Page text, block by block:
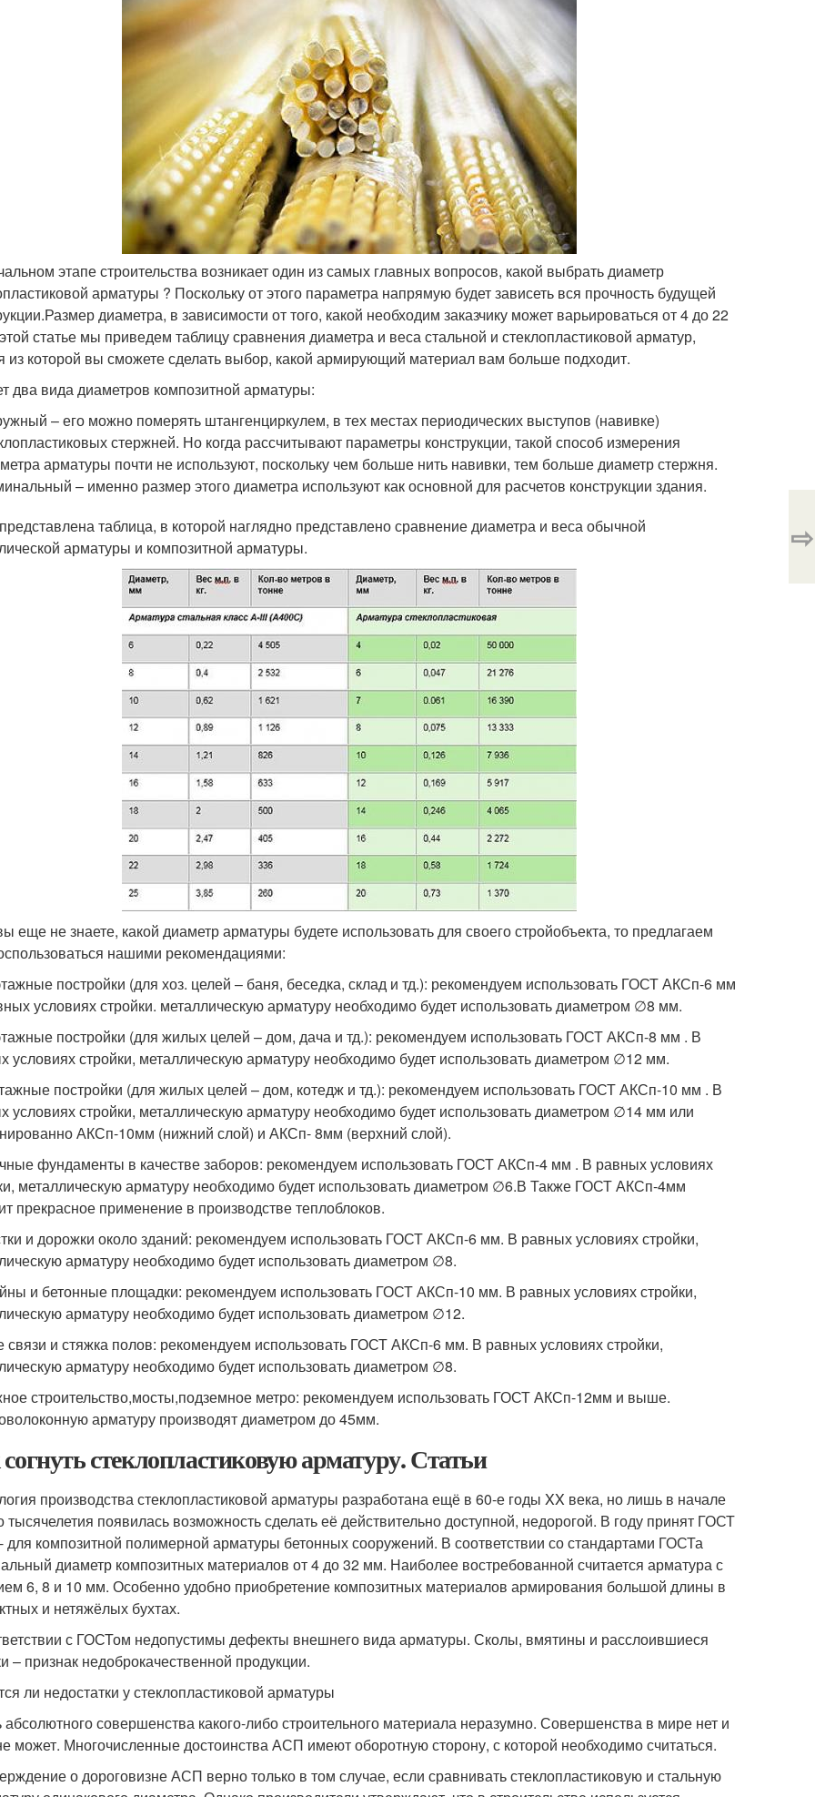
этапе строительства возникает один из самых главных вопросов, какой выбрать диаметр
арматуры ? Поскольку от этого параметра напрямую будет зависеть вся прочность будущей
диаметра, в зависимости от того, какой необходим заказчику может варьироваться от 4 до 22
статье мы приведем таблицу сравнения диаметра и веса стальной и стеклопластиковой арматур,
из которой вы сможете сделать выбор, какой армирующий материал вам больше подходит.
два вида диаметров композитной арматуры:
– его можно померять штангенциркулем, в тех местах периодических выступов (навивке)
стержней. Но когда рассчитывают параметры конструкции, такой способ измерения
арматуры почти не используют, поскольку чем больше нить навивки, тем больше диаметр стержня.
– именно размер этого диаметра используют как основной для расчетов конструкции здания.
таблица, в которой наглядно представлено сравнение диаметра и веса обычной
арматуры и композитной арматуры.
еще не знаете, какой диаметр арматуры будете использовать для своего стройобъекта, то предлагаем
нашими рекомендациями:
постройки (для хоз. целей – баня, беседка, склад и тд.): рекомендуем использовать ГОСТ АКСп-6 мм
условиях стройки. металлическую арматуру необходимо будет использовать диаметром ∅8 мм.
постройки (для жилых целей – дом, дача и тд.): рекомендуем использовать ГОСТ АКСп-8 мм . В
условиях стройки, металлическую арматуру необходимо будет использовать диаметром ∅12 мм.
постройки (для жилых целей – дом, котедж и тд.): рекомендуем использовать ГОСТ АКСп-10 мм . В
условиях стройки, металлическую арматуру необходимо будет использовать диаметром ∅14 мм или
АКСп-10мм (нижний слой) и АКСп- 8мм (верхний слой).
фундаменты в качестве заборов: рекомендуем использовать ГОСТ АКСп-4 мм . В равных условиях
металлическую арматуру необходимо будет использовать диаметром ∅6.В Также ГОСТ АКСп-4мм
прекрасное применение в производстве теплоблоков.
и дорожки около зданий: рекомендуем использовать ГОСТ АКСп-6 мм. В равных условиях стройки,
арматуру необходимо будет использовать диаметром ∅8.
и бетонные площадки: рекомендуем использовать ГОСТ АКСп-10 мм. В равных условиях стройки,
арматуру необходимо будет использовать диаметром ∅12.
связи и стяжка полов: рекомендуем использовать ГОСТ АКСп-6 мм. В равных условиях стройки,
арматуру необходимо будет использовать диаметром ∅8.
строительство,мосты,подземное метро: рекомендуем использовать ГОСТ АКСп-12мм и выше.
арматуру производят диаметром до 45мм.
стеклопластиковую арматуру. Статьи
производства стеклопластиковой арматуры разработана ещё в 60-е годы XX века, но лишь в начале
тысячелетия появилась возможность сделать её действительно доступной, недорогой. В году принят ГОСТ
для композитной полимерной арматуры бетонных сооружений. В соответствии со стандартами ГОСТа
диаметр композитных материалов от 4 до 32 мм. Наиболее востребованной считается арматура с
6, 8 и 10 мм. Особенно удобно приобретение композитных материалов армирования большой длины в
и нетяжёлых бухтах.
с ГОСТом недопустимы дефекты внешнего вида арматуры. Сколы, вмятины и расслоившиеся
– признак недоброкачественной продукции.
ли недостатки у стеклопластиковой арматуры
совершенства какого-либо строительного материала неразумно. Совершенства в мире нет и
может. Многочисленные достоинства АСП имеют оборотную сторону, с которой необходимо считаться.
о дороговизне АСП верно только в том случае, если сравнивать стеклопластиковую и стальную
⇨